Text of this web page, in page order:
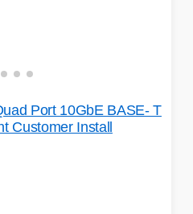
Port 10GbE BASE- T
Customer Install